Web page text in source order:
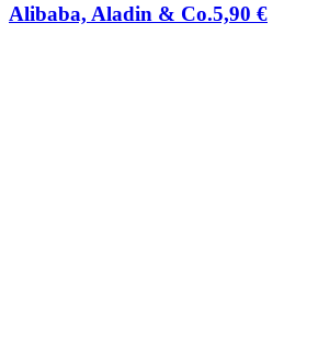
Alibaba, Aladin & Co.5,90 €